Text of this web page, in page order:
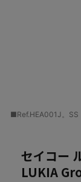
■Ref.HEA001J。SS
セイコー
LUKIA